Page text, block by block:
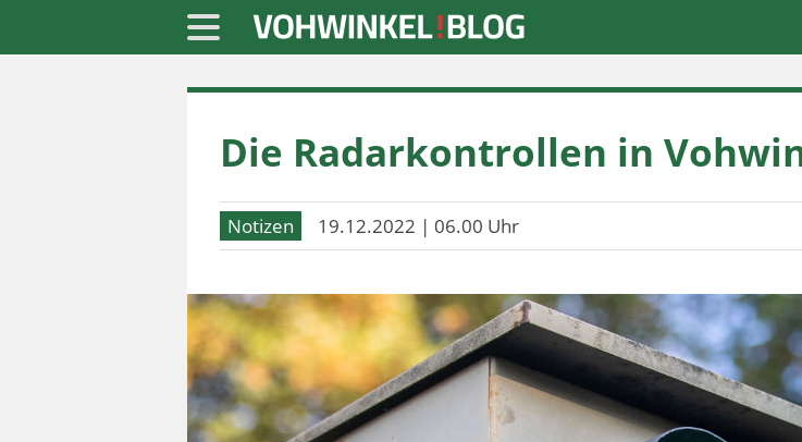
Startseite
» Blaulicht
» Notizen
» Sport
» Wirtschaft
Werbung
Die Radarkontrollen in
Notizen 19.12.2022 | 06.00 Uhr